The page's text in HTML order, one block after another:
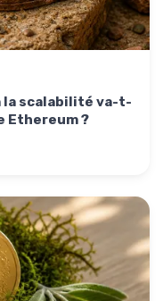
la scalabilité va-t-
Ethereum ?